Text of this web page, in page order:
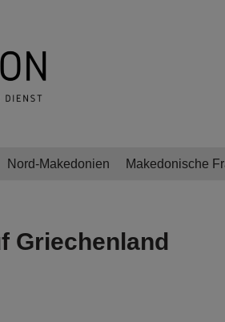
Nord-Makedonien Makedonische
Griechenland